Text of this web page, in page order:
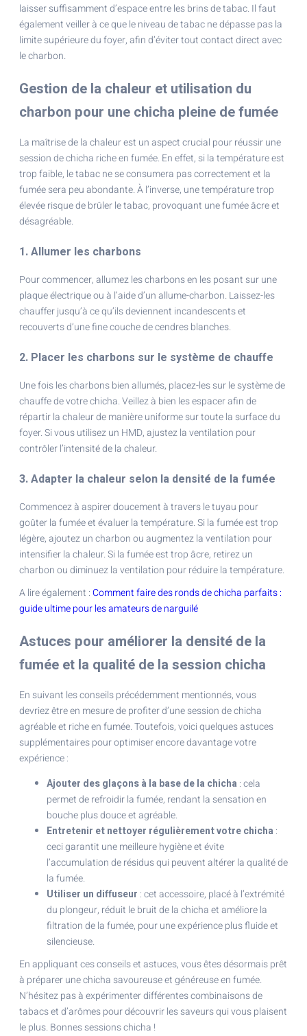
laisser suffisamment d’espace entre les brins de tabac. Il faut
également veiller à ce que le niveau de tabac ne dépasse pas la
limite supérieure du foyer, afin d’éviter tout contact direct avec
le charbon.
Gestion de la chaleur et utilisation du
charbon pour une chicha pleine de fumée
La maîtrise de la chaleur est un aspect crucial pour réussir une
session de chicha riche en fumée. En effet, si la température est
trop faible, le tabac ne se consumera pas correctement et la
fumée sera peu abondante. À l’inverse, une température trop
élevée risque de brûler le tabac, provoquant une fumée âcre et
désagréable.
1. Allumer les charbons
Pour commencer, allumez les charbons en les posant sur une
plaque électrique ou à l’aide d’un allume-charbon. Laissez-les
chauffer jusqu’à ce qu’ils deviennent incandescents et
recouverts d’une fine couche de cendres blanches.
2. Placer les charbons sur le système de chauffe
Une fois les charbons bien allumés, placez-les sur le système de
chauffe de votre chicha. Veillez à bien les espacer afin de
répartir la chaleur de manière uniforme sur toute la surface du
foyer. Si vous utilisez un HMD, ajustez la ventilation pour
contrôler l’intensité de la chaleur.
3. Adapter la chaleur selon la densité de la fumée
Commencez à aspirer doucement à travers le tuyau pour
goûter la fumée et évaluer la température. Si la fumée est trop
légère, ajoutez un charbon ou augmentez la ventilation pour
intensifier la chaleur. Si la fumée est trop âcre, retirez un
charbon ou diminuez la ventilation pour réduire la température.
A lire également :Comment faire des ronds de chicha parfaits :
guide ultime pour les amateurs de narguilé
Astuces pour améliorer la densité de la
fumée et la qualité de la session chicha
En suivant les conseils précédemment mentionnés, vous
devriez être en mesure de profiter d’une session de chicha
agréable et riche en fumée. Toutefois, voici quelques astuces
supplémentaires pour optimiser encore davantage votre
expérience :
Ajouter des glaçons à la base de la chicha : cela
permet de refroidir la fumée, rendant la sensation en
bouche plus douce et agréable.
Entretenir et nettoyer régulièrement votre chicha :
ceci garantit une meilleure hygiène et évite
l’accumulation de résidus qui peuvent altérer la qualité de
la fumée.
Utiliser un diffuseur : cet accessoire, placé à l’extrémité
du plongeur, réduit le bruit de la chicha et améliore la
filtration de la fumée, pour une expérience plus fluide et
silencieuse.
En appliquant ces conseils et astuces, vous êtes désormais prêt
à préparer une chicha savoureuse et généreuse en fumée.
N’hésitez pas à expérimenter différentes combinaisons de
tabacs et d’arômes pour découvrir les saveurs qui vous plaisent
le plus. Bonnes sessions chicha !